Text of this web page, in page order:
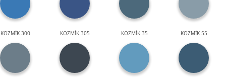
KOZMİK 300 KOZMİK 305 KOZMİK 35 KOZMİK 55